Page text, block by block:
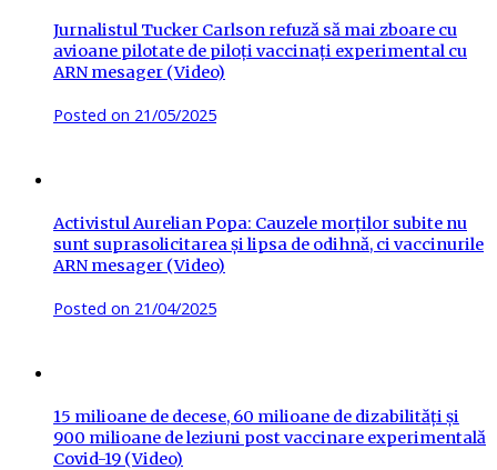
Jurnalistul Tucker Carlson refuză să mai zboare cu
avioane pilotate de piloți vaccinați experimental cu
ARN mesager (Video)
Posted on 21/05/2025
Activistul Aurelian Popa: Cauzele morților subite nu
sunt suprasolicitarea și lipsa de odihnă, ci vaccinurile
ARN mesager (Video)
Posted on 21/04/2025
15 milioane de decese, 60 milioane de dizabilități și
900 milioane de leziuni post vaccinare experimentală
Covid-19 (Video)